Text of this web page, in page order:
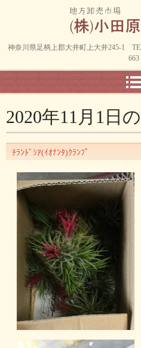
神奈川県足柄上郡大井町上大井245-1
663
2020年11月1日
ﾁﾗﾝﾄﾞｼｱ(ｲｵﾅﾝﾀ)ｸﾗﾝﾌﾟ